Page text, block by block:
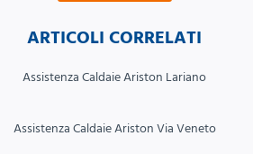
ARTICOLI CORRELATI
Assistenza Caldaie Ariston Lariano
Assistenza Caldaie Ariston Via Veneto